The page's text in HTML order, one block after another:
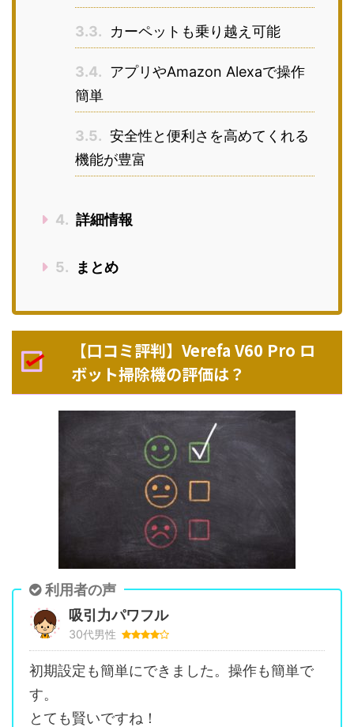
3.3. カーペットも乗り越え可能
3.4. アプリやAmazon Alexaで操作
簡単
3.5. 安全性と便利さを高めてくれる
機能が豊富
4. 詳細情報
5. まとめ
【口コミ評判】Verefa V60 Pro ロ
ボット掃除機の評価は？
利用者の声
吸引力パワフル
30代男性
初期設定も簡単にできました。操作も簡単で
す。
とても賢いですね！